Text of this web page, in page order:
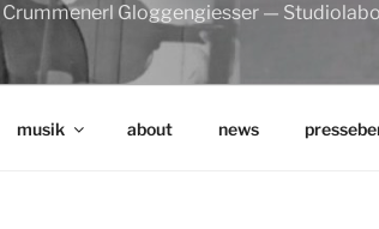
Gloggengiesser —
musik about news